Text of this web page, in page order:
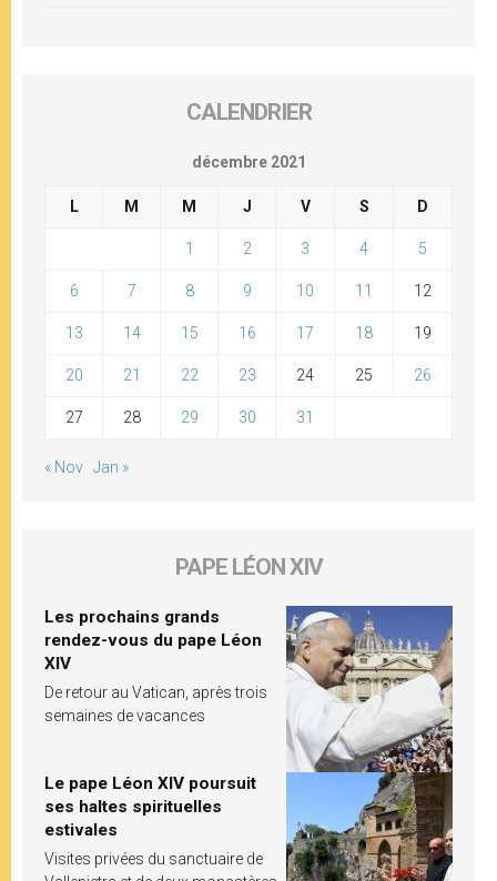
CALENDRIER
décembre 2021
L M M J V S D
1 2 3 4 5
6 7 8 9 10 11 12
13 14 15 16 17 18 19
20 21 22 23 24 25 26
27 28 29 30 31
« Nov Jan »
PAPE LÉON XIV
Les prochains grands
rendez-vous du pape Léon
XIV
De retour au Vatican, après trois
semaines de vacances
Le pape Léon XIV poursuit
ses haltes spirituelles
estivales
Visites privées du sanctuaire de